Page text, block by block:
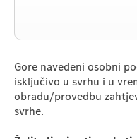
Gore navedeni osobni
isključivo u svrhu i u
obradu/provedbu
svrhe.